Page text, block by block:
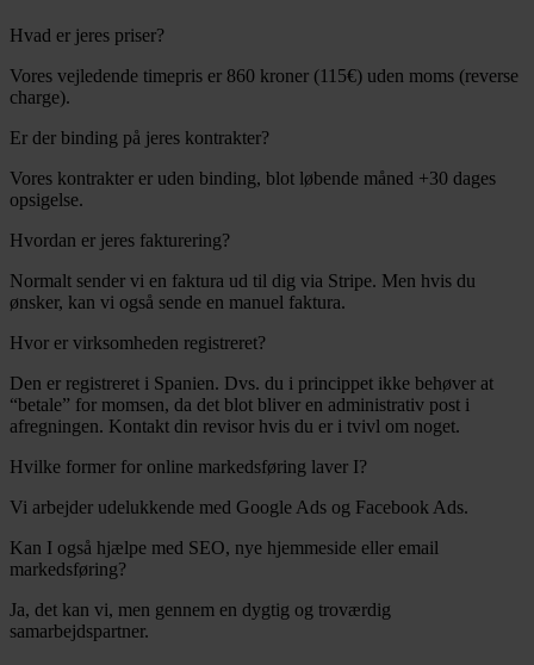
Hvad er jeres priser?
Vores vejledende timepris er 860 kroner (115€) uden moms (reverse
charge).
Er der binding på jeres kontrakter?
Vores kontrakter er uden binding, blot løbende måned +30 dages
opsigelse.
Hvordan er jeres fakturering?
Normalt sender vi en faktura ud til dig via Stripe. Men hvis du
ønsker, kan vi også sende en manuel faktura.
Hvor er virksomheden registreret?
Den er registreret i Spanien. Dvs. du i princippet ikke behøver at
“betale” for momsen, da det blot bliver en administrativ post i
afregningen. Kontakt din revisor hvis du er i tvivl om noget.
Hvilke former for online markedsføring laver I?
Vi arbejder udelukkende med Google Ads og Facebook Ads.
Kan I også hjælpe med SEO, nye hjemmeside eller email
markedsføring?
Ja, det kan vi, men gennem en dygtig og troværdig
samarbejdspartner.